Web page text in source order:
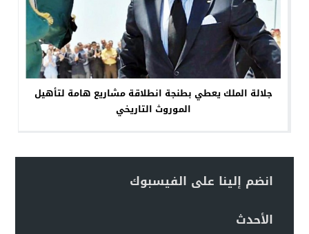
جلالة الملك يعطي بطنجة انطلاقة مشاريع هامة لتأهيل
الموروث التاريخي
انضم إلينا على الفيسبوك
الأحدث